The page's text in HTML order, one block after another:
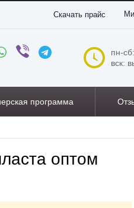
Скачать прайс
пн-
вск:
программа
оптом